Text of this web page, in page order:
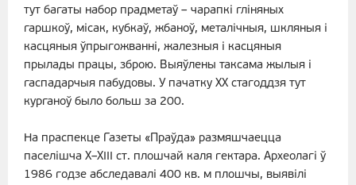
тут багаты набор прадметаў – чарапкі гліняных
гаршкоў, місак, кубкаў, жбаноў, металічныя, шкляныя і
касцяныя ўпрыгожванні, жалезныя і касцяныя
прылады працы, зброю. Выяўлены таксама жылыя і
гаспадарчыя пабудовы. У пачатку ХХ стагоддзя тут
курганоў было больш за 200.
На праспекце Газеты «Праўда» размяшчаецца
паселішча X–XIII ст. плошчай каля гектара. Археолагі ў
1986 годзе абследавалі 400 кв. м плошчы, выявілі